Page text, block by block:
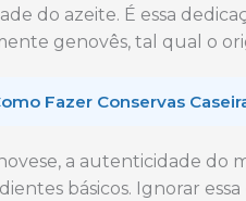
do azeite. É essa
genovês, tal qual o
Fazer Conservas
a autenticidade do
básicos. Ignorar